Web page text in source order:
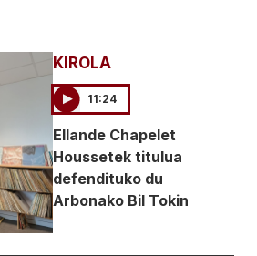
KIROLA
11:24
Ellande Chapelet
Houssetek titulua
defendituko du
Arbonako Bil Tokin